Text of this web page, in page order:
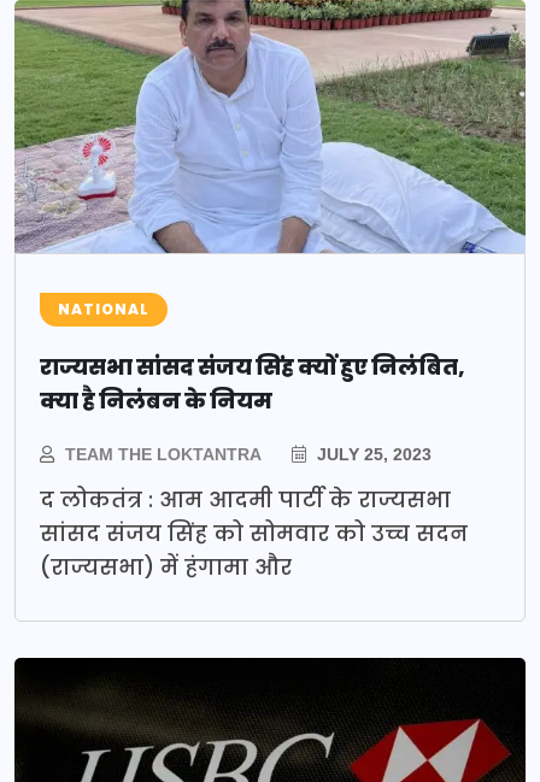
NATIONAL
राज्यसभा सांसद संजय सिंह क्यों हुए निलंबित,
क्या है निलंबन के नियम
TEAM THE LOKTANTRA JULY 25, 2023
द लोकतंत्र : आम आदमी पार्टी के राज्यसभा
सांसद संजय सिंह को सोमवार को उच्च सदन
(राज्यसभा) में हंगामा और